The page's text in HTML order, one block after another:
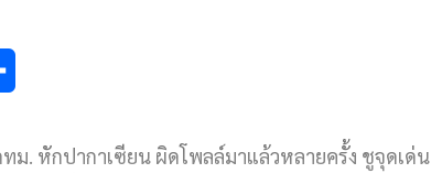
a
ทม. หักปากาเซียน ผิดโพลล์มาแล้วหลายครั้ง ชูจุดเด่น